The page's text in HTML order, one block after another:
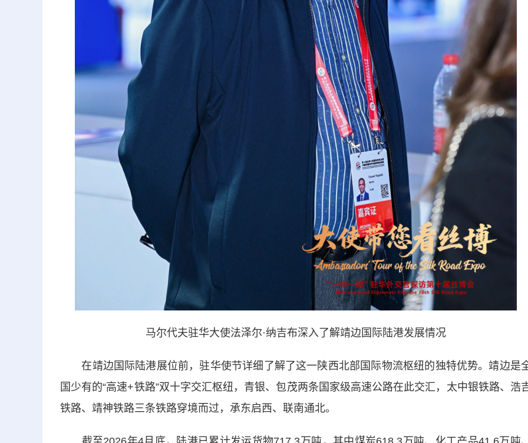
马尔代夫驻华大使法泽尔·纳吉布深入了解靖边国际陆港发展情况
在靖边国际陆港展位前，驻华使节详细了解了这一陕西北部国际物流枢纽的独特优势。靖边是
国少有的“高速+铁路”双十字交汇枢纽，青银、包茂两条国家级高速公路在此交汇，太中银铁路、浩
铁路、靖神铁路三条铁路穿境而过，承东启西、联南通北。